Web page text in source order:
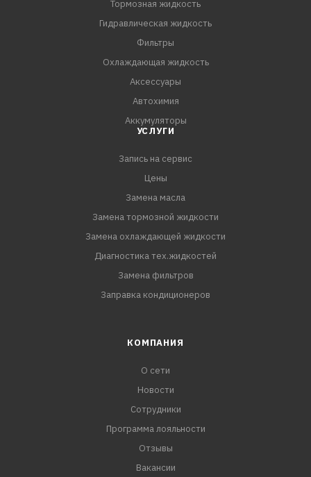
ПРЕИМУЩЕСТВА:
- MOTUL 6100 SYN-clean 5W-40 обладает высокими
Тормозная жидкость
Гидравлическая жидкость
Фильтры
Охлаждающая жидкость
Аксессуары
Автохимия
Аккумуляторы
УСЛУГИ
Запись на сервис
Цены
Замена масла
Замена тормозной жидкости
Замена охлаждающей жидкости
Диагностика тех.жидкостей
Замена фильтров
Заправка кондиционеров
КОМПАНИЯ
О сети
Новости
Сотрудники
Программа лояльности
Отзывы
Вакансии